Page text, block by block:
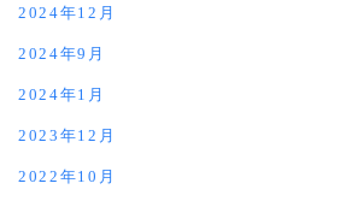
2024年12月
2024年9月
2024年1月
2023年12月
2022年10月